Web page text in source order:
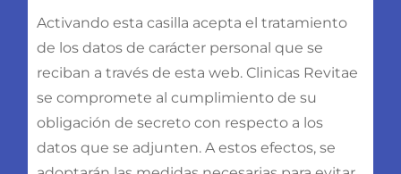
Activando esta casilla acepta el tratamiento
de los datos de carácter personal que se
reciban a través de esta web. Clinicas Revitae
se compromete al cumplimiento de su
obligación de secreto con respecto a los
datos que se adjunten. A estos efectos, se